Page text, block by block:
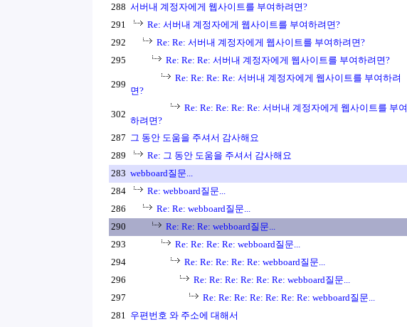
288 서버내 계정자에게 웹사이트를 부여하려면?
291
Re: 서버내 계정자에게 웹사이트를 부여하려면?
292
Re: Re: 서버내 계정자에게 웹사이트를 부여하려면?
295
Re: Re: Re: 서버내 계정자에게 웹사이트를 부여하려면?
299
Re: Re: Re: Re: 서버내 계정자에게 웹사이트를 부여하려
면?
302
Re: Re: Re: Re: Re: 서버내 계정자에게 웹사이트를 부여
하려면?
287 그 동안 도움을 주셔서 감사해요
289
Re: 그 동안 도움을 주셔서 감사해요
283 webboard질문...
284
Re: webboard질문...
286
Re: Re: webboard질문...
290
Re: Re: Re: webboard질문...
293
Re: Re: Re: Re: webboard질문...
294
Re: Re: Re: Re: Re: webboard질문...
296
Re: Re: Re: Re: Re: Re: webboard질문...
297
Re: Re: Re: Re: Re: Re: Re: webboard질문...
281 우편번호 와 주소에 대해서